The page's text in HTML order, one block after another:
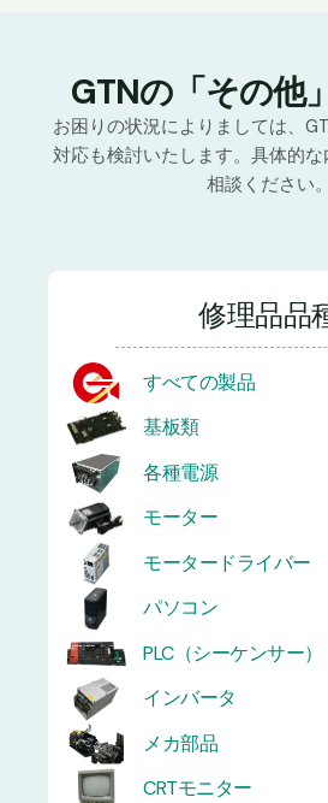
GTNの「その他
お困りの状況によりましては、
対応も検討いたします。具体的
相談ください。
修理品品
すべての製品
基板類
各種電源
モーター
モータードライバー
パソコン
PLC（シーケンサー）
インバータ
メカ部品
CRTモニター